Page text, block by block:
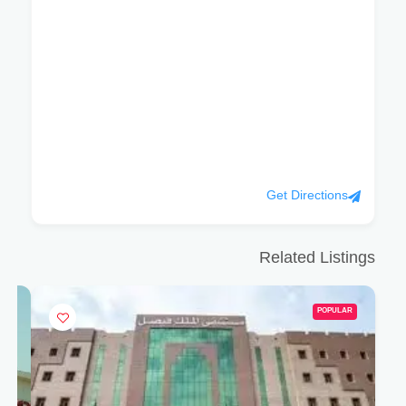
Get Directions
Related Listings
POPULAR